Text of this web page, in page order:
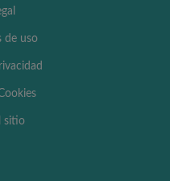
de uso
sitio